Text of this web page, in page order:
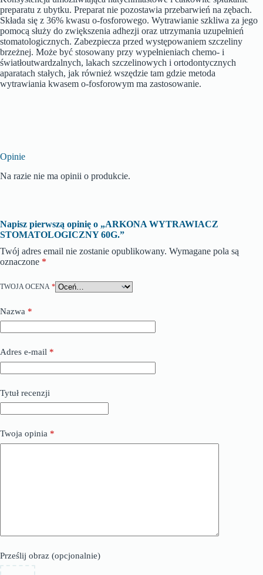
preparatu z ubytku. Preparat nie pozostawia przebarwień na zębach.
Składa się z 36% kwasu o-fosforowego. Wytrawianie szkliwa za jego
pomocą służy do zwiększenia adhezji oraz utrzymania uzupełnień
stomatologicznych. Zabezpiecza przed występowaniem szczeliny
brzeżnej. Może być stosowany przy wypełnieniach chemo- i
światłoutwardzalnych, lakach szczelinowych i ortodontycznych
aparatach stałych, jak również wszędzie tam gdzie metoda
wytrawiania kwasem o-fosforowym ma zastosowanie.
Opinie
Na razie nie ma opinii o produkcie.
Napisz pierwszą opinię o „ARKONA WYTRAWIACZ
STOMATOLOGICZNY 60G.”
Twój adres email nie zostanie opublikowany. Wymagane pola są
oznaczone *
TWOJA OCENA *
Nazwa *
Adres e-mail *
Tytuł recenzji
Twoja opinia *
Prześlij obraz (opcjonalnie)